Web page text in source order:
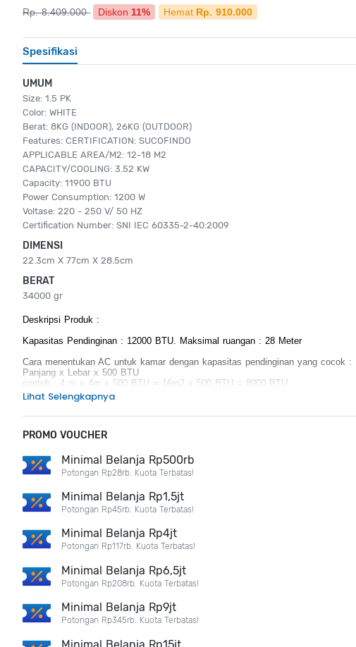
Rp. 8.409.000 Diskon 11% Hemat Rp. 910.000
Spesifikasi
UMUM
Size: 1.5 PK
Color: WHITE
Berat: 8KG (INDOOR), 26KG (OUTDOOR)
Features: CERTIFICATION: SUCOFINDO
APPLICABLE AREA/M2: 12-18 M2
CAPACITY/COOLING: 3.52 KW
Capacity: 11900 BTU
Power Consumption: 1200 W
Voltase: 220 - 250 V/ 50 HZ
Certification Number: SNI IEC 60335-2-40:2009
DIMENSI
22.3cm X 77cm X 28.5cm
BERAT
34000 gr
Deskripsi Produk :
Kapasitas Pendinginan : 12000 BTU. Maksimal ruangan : 28 Meter
Cara menentukan AC untuk kamar dengan kapasitas pendinginan yang cocok :
Panjang x Lebar x 500 BTU
contoh : 4 m x 4m x 500 BTU = 16m2 x 500 BTU = 8000 BTU.
Kamu dapat memilih kapasitas pendinginan yang sesuai dengan ukuran ruangan
Mode Inverter Bertenaga
Mode Low Watt
Anti Korosi
Refrigerant R32
Lihat Selengkapnya
PROMO VOUCHER
Minimal Belanja Rp500rb
Potongan Rp28rb. Kuota Terbatas!
Minimal Belanja Rp1,5jt
Potongan Rp45rb. Kuota Terbatas!
Minimal Belanja Rp4jt
Potongan Rp117rb. Kuota Terbatas!
Minimal Belanja Rp6,5jt
Potongan Rp208rb. Kuota Terbatas!
Minimal Belanja Rp9jt
Potongan Rp345rb. Kuota Terbatas!
Minimal Belanja Rp15jt